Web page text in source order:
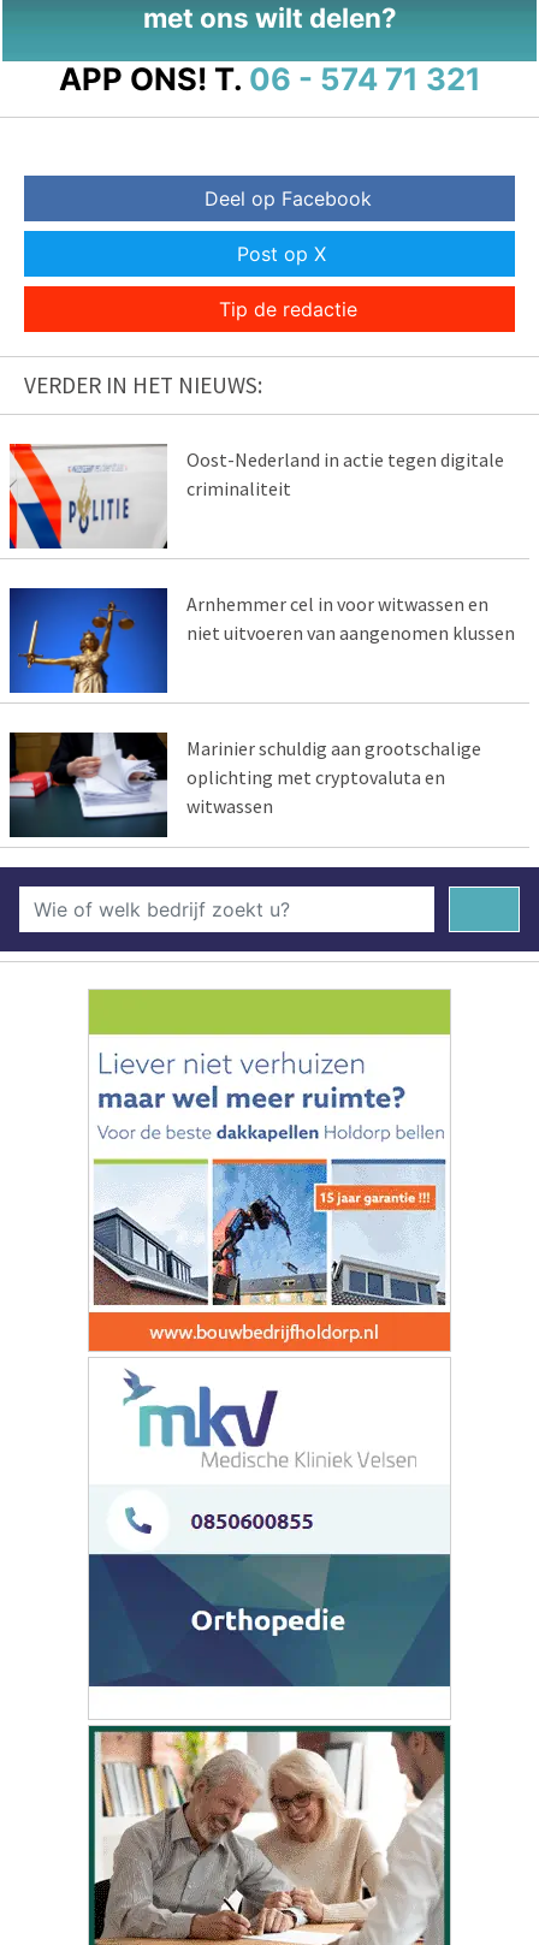
met ons wilt delen?
APP ONS! T. 06 - 574 71 321
Deel op Facebook
Post op X
Tip de redactie
VERDER IN HET NIEUWS:
Oost-Nederland in actie tegen digitale
criminaliteit
Arnhemmer cel in voor witwassen en
niet uitvoeren van aangenomen klussen
Marinier schuldig aan grootschalige
oplichting met cryptovaluta en
witwassen